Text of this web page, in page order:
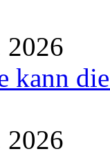
2026
kann
2026